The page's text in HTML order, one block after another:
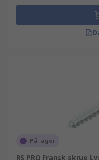
På lager
RS PRO Fransk skrue